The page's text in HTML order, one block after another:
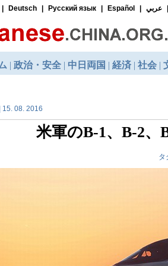
08. 2016
米軍のB-1、B-2、
タ